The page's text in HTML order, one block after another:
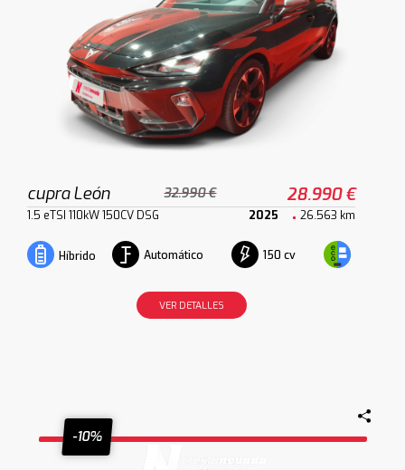
cupra León 32.990 € 28.990 €
1.5 eTSI 110kW 150CV DSG 2025 26.563 km
Híbrido Automático 150 cv
VER DETALLES
-10%